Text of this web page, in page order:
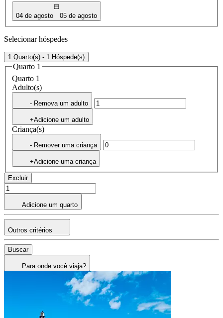
04 de agosto 05 de agosto
Selecionar hóspedes
1 Quarto(s) - 1 Hóspede(s)
Quarto 1
Quarto 1
Adulto(s)
- Remova um adulto
+Adicione um adulto
Criança(s)
- Remover uma criança
+Adicione uma criança
Excluir
Adicione um quarto
Outros critérios
Buscar
Para onde você viaja?